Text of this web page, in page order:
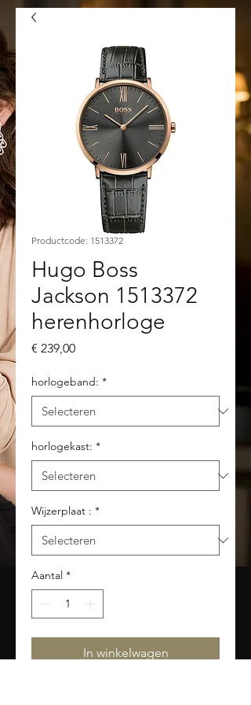
Productcode: 1513372
Hugo Boss
Jackson 1513372
herenhorloge
€ 239,00Prijs
horlogeband: *
horlogekast: *
Wijzerplaat : *
Aantal *
In winkelwagen